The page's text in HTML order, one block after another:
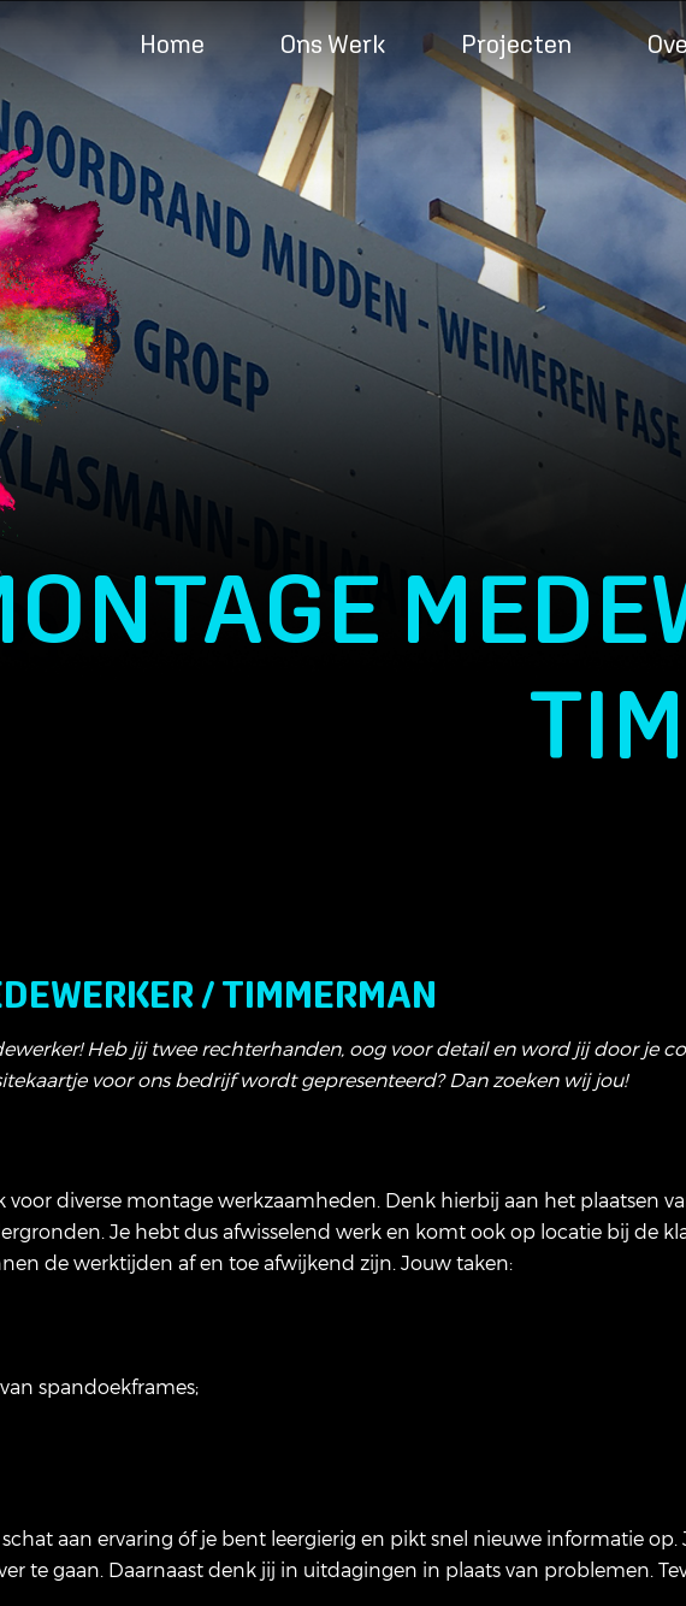
Home Ons Werk Projecten
/ TIMMERMAN
Heb jij twee rechterhanden, oog voor detail en word jij door je
voor ons bedrijf wordt gepresenteerd? Dan zoeken wij jou!
voor diverse montage werkzaamheden. Denk hierbij aan het plaatsen
Je hebt dus afwisselend werk en komt ook op locatie bij de
de werktijden af en toe afwijkend zijn. Jouw taken:
spandoekframes;
schat aan ervaring óf je bent leergierig en pikt snel nieuwe informatie
te gaan. Daarnaast denk jij in uitdagingen in plaats van problemen.